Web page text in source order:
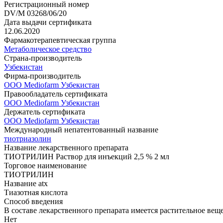
Регистрационный номер
DV/M 03268/06/20
Дата выдачи сертификата
12.06.2020
Фармакотерапевтическая группа
Метаболическое средство
Страна-производитель
Узбекистан
Фирма-производитель
ООО Mediofarm Узбекистан
Правообладатель сертификата
ООО Mediofarm Узбекистан
Держатель сертификата
ООО Mediofarm Узбекистан
Международный непатентованный название
тиотриазолин
Название лекарственного препарата
ТИОТРИЛИН Раствор для инъекций 2,5 % 2 мл
Торговое наименование
ТИОТРИЛИН
Название atx
Тиазотная кислота
Способ введения
В составе лекарственного препарата имеется растительное
Нет